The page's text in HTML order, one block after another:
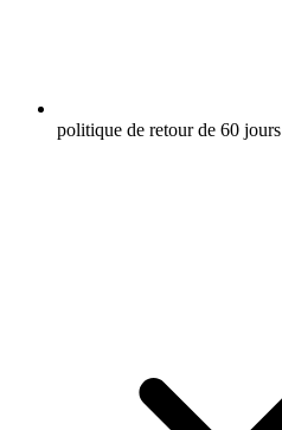
politique de retour de 60 jours